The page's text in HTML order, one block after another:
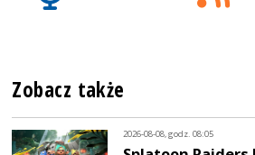
Zobacz także
2026-08-08, godz. 08:05